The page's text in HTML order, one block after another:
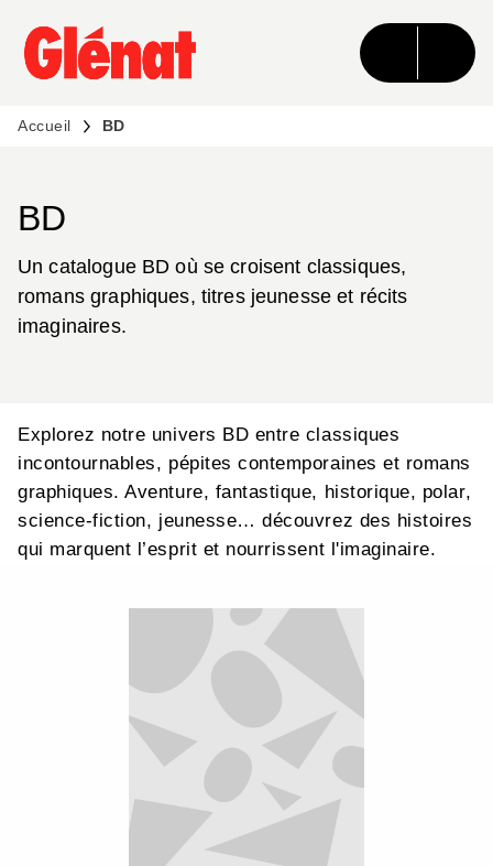
MENU RECHERCHE CONTENU
PIED DE PAGE
Accueil BD
BD
Un catalogue BD où se croisent classiques,
romans graphiques, titres jeunesse et récits
imaginaires.
Explorez notre univers BD entre classiques
incontournables, pépites contemporaines et romans
graphiques. Aventure, fantastique, historique, polar,
science-fiction, jeunesse… découvrez des histoires
qui marquent l’esprit et nourrissent l'imaginaire.